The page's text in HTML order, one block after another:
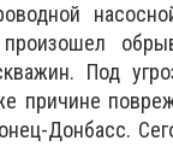
Под
причине
Донбасс.